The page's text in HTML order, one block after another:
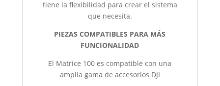
tiene la flexibilidad para crear el sistema
que necesita.
PIEZAS COMPATIBLES PARA MÁS
FUNCIONALIDAD
El Matrice 100 es compatible con una
amplia gama de accesorios DJI